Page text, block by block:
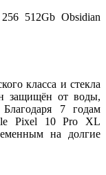
класса и стекла
защищён от воды,
7 годам
Pixel 10 Pro XL
на долгие